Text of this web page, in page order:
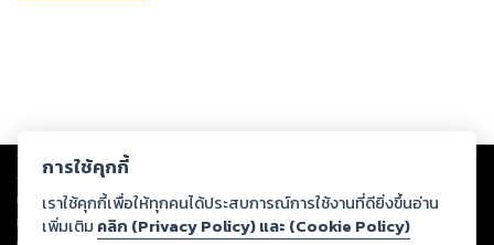
Copyright © 2026
ต่อผลงานหรือเนื้อหาใดที่อัปโหลดผ่านเว็บไซต์และปรากฏว่าละเมิดสิทธิใน
ทรัพย์สินทางปัญญาของบุคคลอื่นหรือขัดต่อกฎหมายและศีลธรรม ดังนั้น ผู้อ่าน
ทุกท่านโปรดใช้วิจารณญาณในการกลั่นกรองด้วยตนเอง และหากท่านพบว่าส่วน
การใช้คุกกี้
เราใช้คุกกี้เพื่อให้ทุกคนได้ประสบการณ์การใช้งานที่ดียิ่งขึ้นอ่าน
เพิ่มเติม คลิก (Privacy Policy) และ (Cookie Policy)